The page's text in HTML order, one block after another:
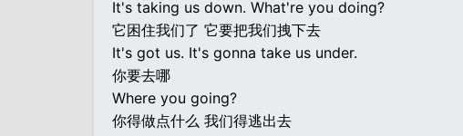
It's taking us down. What're you doing?
它困住我们了 它要把我们拽下去
It's got us. It's gonna take us under.
你要去哪
Where you going?
你得做点什么 我们得逃出去